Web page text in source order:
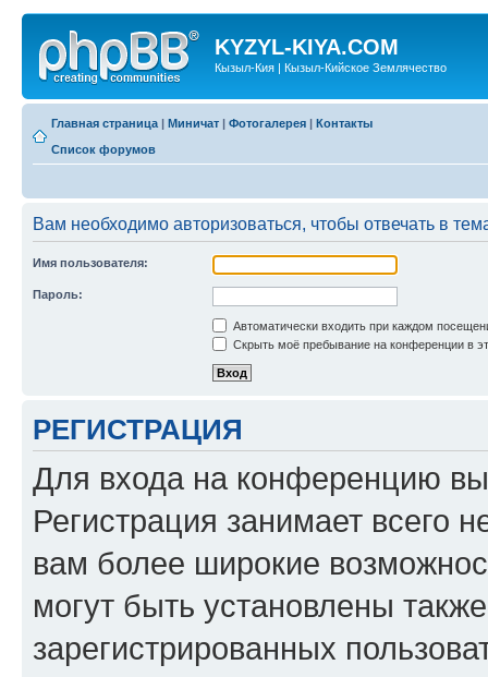
KYZYL-KIYA.COM
Кызыл-Кия | Кызыл-Кийское Землячество
Главная страница | Миничат | Фотогалерея | Контакты
Список форумов
Вам необходимо авторизоваться, чтобы отвечать в
Имя пользователя:
Пароль:
Автоматически входить при каждом
Скрыть моё пребывание на конференции в
РЕГИСТРАЦИЯ
Для входа на конференцию
Регистрация занимает всего
вам более широкие
могут быть установлены
зарегистрированных